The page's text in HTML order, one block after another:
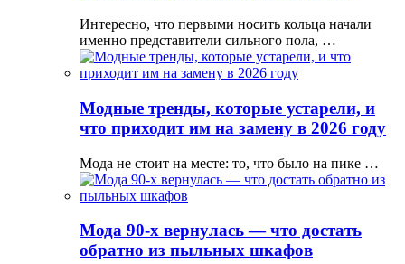
Интересно, что первыми носить кольца начали
именно представители сильного пола, …
Модные тренды, которые устарели, и
что приходит им на замену в 2026 году
Мода не стоит на месте: то, что было на пике …
Мода 90-х вернулась — что достать
обратно из пыльных шкафов